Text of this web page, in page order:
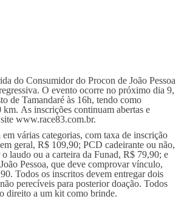
do Consumidor do Procon de João Pessoa
O evento ocorre no próximo dia 9,
de Tamandaré às 16h, tendo como
km. As inscrições continuam abertas e
www.race83.com.br.
várias categorias, com taxa de inscrição
geral, R$ 109,90; PCD cadeirante ou não,
o laudo ou a carteira da Funad, R$ 79,90; e
Pessoa, que deve comprovar vínculo,
Todos os inscritos devem entregar dois
perecíveis para posterior doação. Todos
direito a um kit como brinde.